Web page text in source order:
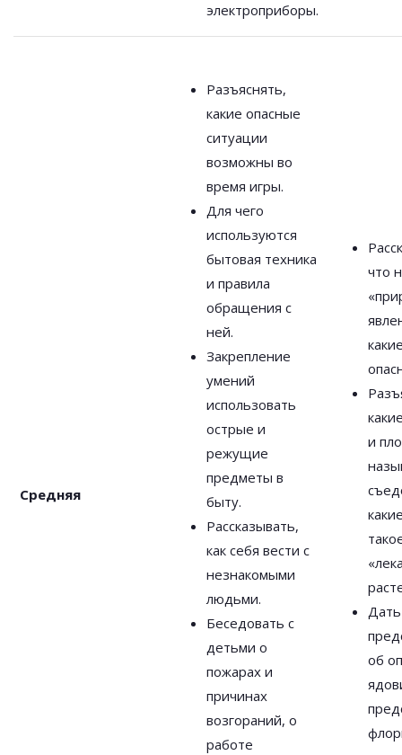
электроприборы.
Средняя
Разъяснять,
какие опасные
ситуации
возможны во
время игры.
Для чего
используются
бытовая техника
и правила
обращения с
ней.
Закрепление
умений
использовать
острые и
режущие
предметы в
быту.
Рассказывать,
как себя вести с
незнакомыми
людьми.
Беседовать с
детьми о
пожарах и
причинах
возгораний, о
работе
что
и
Дать
об